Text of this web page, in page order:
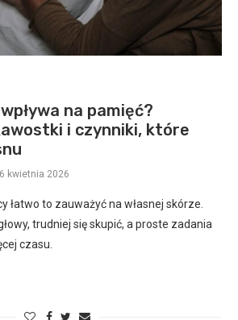
na pamięć?
i czynniki, które
kwietnia 2026
łatwo to zauważyć na własnej skórze.
trudniej się skupić, a proste zadania
czasu.